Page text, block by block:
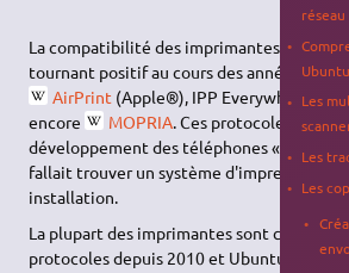
La compatibilité des imprimantes avec
tournant positif au cours des années 2010
AirPrint (Apple®), IPP Everywhere®
encore
MOPRIA. Ces protocoles sont la
développement des téléphones «
fallait trouver un système d'impression
installation.
La plupart des imprimantes sont
protocoles depuis 2010 et Ubuntu l'a
réseau
Ubuntu
Les
Les
Les